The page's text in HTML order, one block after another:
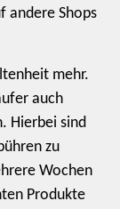
andere Shops
mehr.
auch
Hierbei sind
zu
Wochen
Produkte